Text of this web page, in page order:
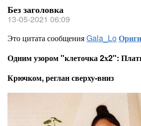
Без заголовка
13-05-2021 06:09
Это цитата сообщенияGala_Lo
Одним узором "клеточка 2х2":
Крючком, реглан сверху-вниз